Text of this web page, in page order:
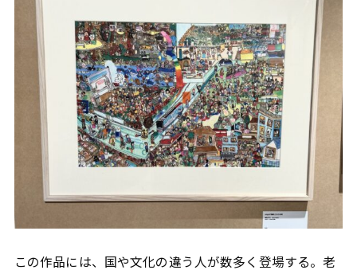
この作品には、国や文化の違う人が数多く登場する。老